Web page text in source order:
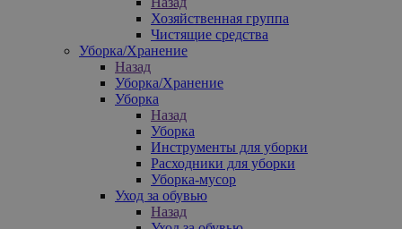
Хозяйственная группа
Чистящие средства
Уборка/Хранение
Назад
Уборка/Хранение
Уборка
Назад
Уборка
Инструменты для уборки
Расходники для уборки
Уборка-мусор
Уход за обувью
Назад